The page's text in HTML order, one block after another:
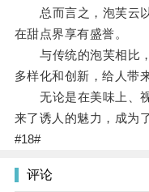
总而言之，泡芙云以
在甜点界享有盛誉。
与传统的泡芙相比，
多样化和创新，给人带
无论是在美味上、视
来了诱人的魅力，成为
#18#
评论